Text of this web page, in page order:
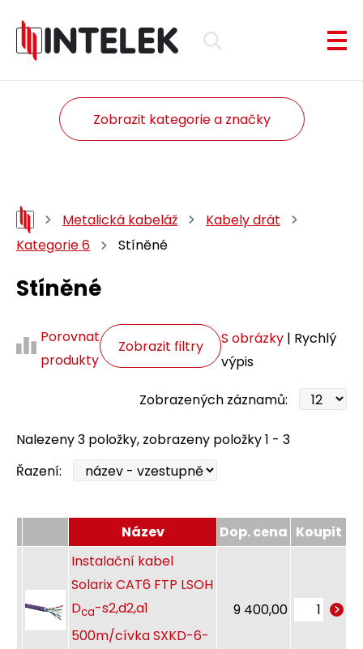
Zobrazit kategorie a značky
Metalická kabeláž
Kabely drát
Kategorie 6
Stíněné
Stíněné
Porovnat
produkty
Zobrazit filtry S obrázky | Rychlý
výpis
Zobrazených záznamů:
Nalezeny 3 položky, zobrazeny položky 1 - 3
Řazení:
Název Dop. cena Koupit
Instalační kabel
Solarix CAT6 FTP LSOH
Dca-s2,d2,a1
500m/cívka SXKD-6-
9 400,00